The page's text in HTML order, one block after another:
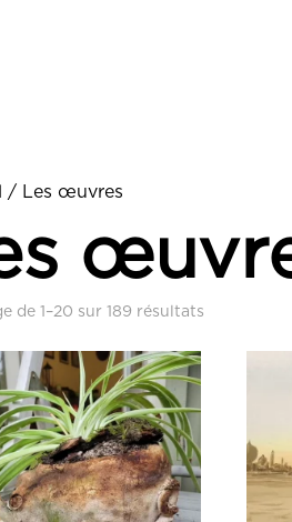
/ Les œuvres
de 1–20 sur 189 résultats